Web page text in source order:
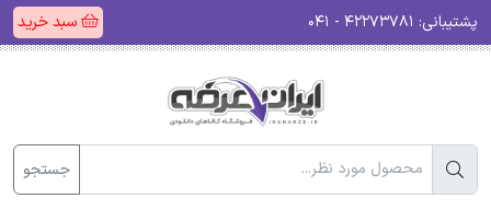
پشتیبانی: سبد خرید
جستجو